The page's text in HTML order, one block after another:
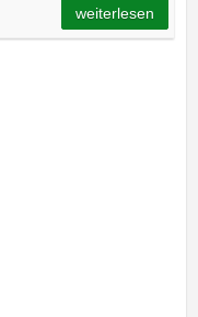
weiterlesen